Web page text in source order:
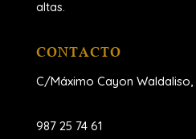
altas.
CONTACTO
C/Máximo Cayon Waldaliso,
987 25 74 61